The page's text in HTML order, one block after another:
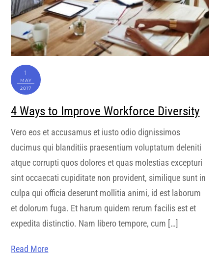
1
MAY
2017
4 Ways to Improve Workforce Diversity
Vero eos et accusamus et iusto odio dignissimos
ducimus qui blanditiis praesentium voluptatum deleniti
atque corrupti quos dolores et quas molestias excepturi
sint occaecati cupiditate non provident, similique sunt in
culpa qui officia deserunt mollitia animi, id est laborum
et dolorum fuga. Et harum quidem rerum facilis est et
expedita distinctio. Nam libero tempore, cum […]
Read More